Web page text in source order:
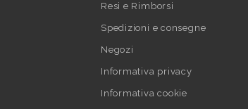
Resi e Rimborsi
Spedizioni e consegne
Negozi
Informativa privacy
Informativa cookie